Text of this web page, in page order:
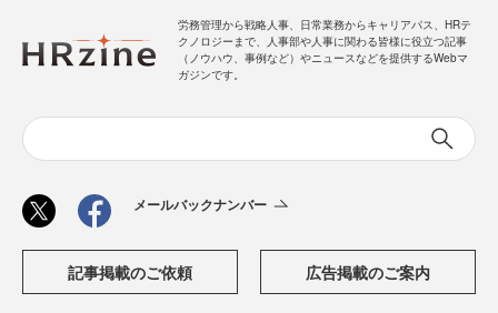
労務管理から戦略人事、日常業務からキャリアパス、HRテ
クノロジーまで、人事部や人事に関わる皆様に役立つ記事
（ノウハウ、事例など）やニュースなどを提供するWebマ
ガジンです。
メールバックナンバー
記事掲載のご依頼 広告掲載のご案内